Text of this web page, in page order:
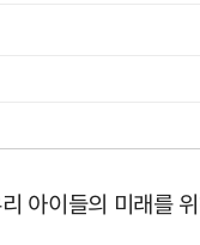
아이들의 미래를